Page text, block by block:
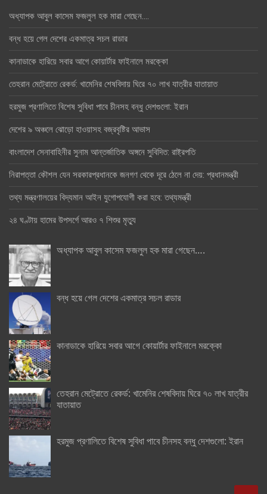
অধ্যাপক আবুল কাসেম ফজলুল হক মারা গেছেন….
বন্ধ হয়ে গেল দেশের একমাত্র সচল রাডার
কানাডাকে হারিয়ে সবার আগে কোয়ার্টার ফাইনালে মরক্কো
তেহরান মেট্রোতে রেকর্ড: খামেনির শেষবিদায় ঘিরে ৭০ লাখ যাত্রীর যাতায়াত
হরমুজ প্রণালিতে বিশেষ সুবিধা পাবে চীনসহ বন্ধু দেশগুলো: ইরান
দেশের ৯ অঞ্চলে ঝোড়ো হাওয়াসহ বজ্রবৃষ্টির আভাস
বাংলাদেশ সেনাবাহিনীর সুনাম আন্তর্জাতিক অঙ্গনে সুবিদিত: রাষ্ট্রপতি
নিরাপত্তা কৌশল যেন সরকারপ্রধানকে জনগণ থেকে দূরে ঠেলে না দেয়: প্রধানমন্ত্রী
তথ্য মন্ত্রণালয়ের বিদ্যমান আইন যুগোপযোগী করা হবে: তথ্যমন্ত্রী
২৪ ঘণ্টায় হামের উপসর্গে আরও ৭ শিশুর মৃত্যু
অধ্যাপক আবুল কাসেম ফজলুল হক মারা গেছেন….
বন্ধ হয়ে গেল দেশের একমাত্র সচল রাডার
কানাডাকে হারিয়ে সবার আগে কোয়ার্টার ফাইনালে মরক্কো
তেহরান মেট্রোতে রেকর্ড: খামেনির শেষবিদায় ঘিরে ৭০ লাখ যাত্রীর
যাতায়াত
হরমুজ প্রণালিতে বিশেষ সুবিধা পাবে চীনসহ বন্ধু দেশগুলো: ইরান